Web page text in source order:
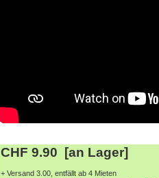
CHF 9.90 [an Lager]
+ Versand 3.00, entfällt ab 4 Mieten